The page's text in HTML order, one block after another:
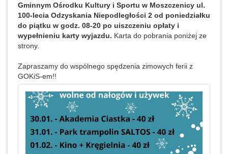
Gminnym Ośrodku Kultury i Sportu w Moszczenicy ul.
100-lecia Odzyskania Niepodległości 2 od poniedziałku
do piątku w godz. 08-20 po uiszczeniu opłaty i
wypełnieniu karty wyjazdu. Karta do pobrania poniżej ze
strony.
Zapraszamy do wspólnego spędzenia zimowych ferii z
GOKiS-em!!